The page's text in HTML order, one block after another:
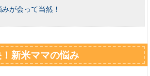
が会って当然！
新米ママの悩み